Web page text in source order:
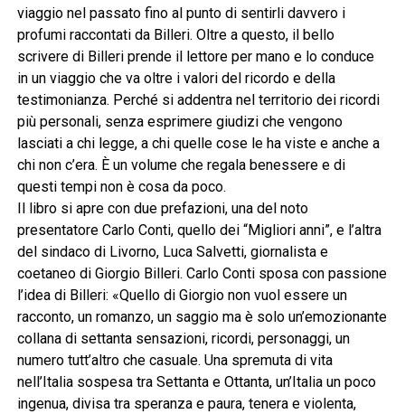
viaggio nel passato fino al punto di sentirli davvero i
profumi raccontati da Billeri. Oltre a questo, il bello
scrivere di Billeri prende il lettore per mano e lo conduce
in un viaggio che va oltre i valori del ricordo e della
testimonianza. Perché si addentra nel territorio dei ricordi
più personali, senza esprimere giudizi che vengono
lasciati a chi legge, a chi quelle cose le ha viste e anche a
chi non c’era. È un volume che regala benessere e di
questi tempi non è cosa da poco.
Il libro si apre con due prefazioni, una del noto
presentatore Carlo Conti, quello dei “Migliori anni”, e l’altra
del sindaco di Livorno, Luca Salvetti, giornalista e
coetaneo di Giorgio Billeri. Carlo Conti sposa con passione
l’idea di Billeri: «Quello di Giorgio non vuol essere un
racconto, un romanzo, un saggio ma è solo un’emozionante
collana di settanta sensazioni, ricordi, personaggi, un
numero tutt’altro che casuale. Una spremuta di vita
nell’Italia sospesa tra Settanta e Ottanta, un’Italia un poco
ingenua, divisa tra speranza e paura, tenera e violenta,